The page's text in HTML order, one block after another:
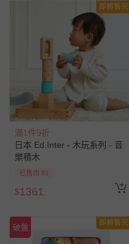
即將售完
滿1件9折
日本 Ed.Inter - 木玩系列 - 音
樂積木
已售出 91
$1361
破盤 即將售完